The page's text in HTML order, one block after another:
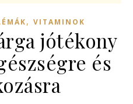
, VITAMINOK
jótékony
és